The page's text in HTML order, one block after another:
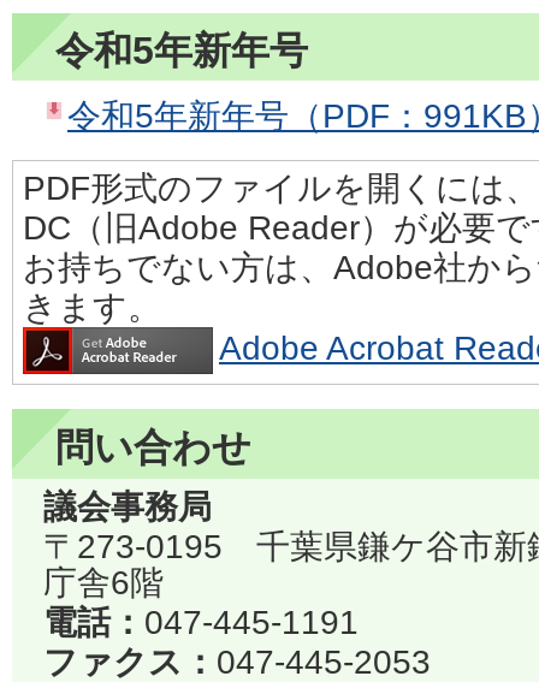
令和5年新年号
令和5年新年号（PDF：991KB
PDF形式のファイルを開くには
DC（旧Adobe Reader）が必要
お持ちでない方は、Adobe社か
きます。
Adobe Acrobat
問い合わせ
議会事務局
〒273-0195 千葉県鎌ケ谷市
庁舎6階
電話： 047-445-1191
ファクス： 047-445-2053